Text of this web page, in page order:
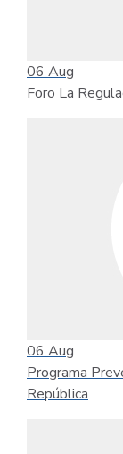
06 Aug
Foro La
06 Aug
Programa
República